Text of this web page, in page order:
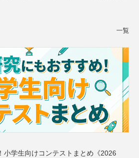
一覧
小学生向けコンテストまとめ《2026